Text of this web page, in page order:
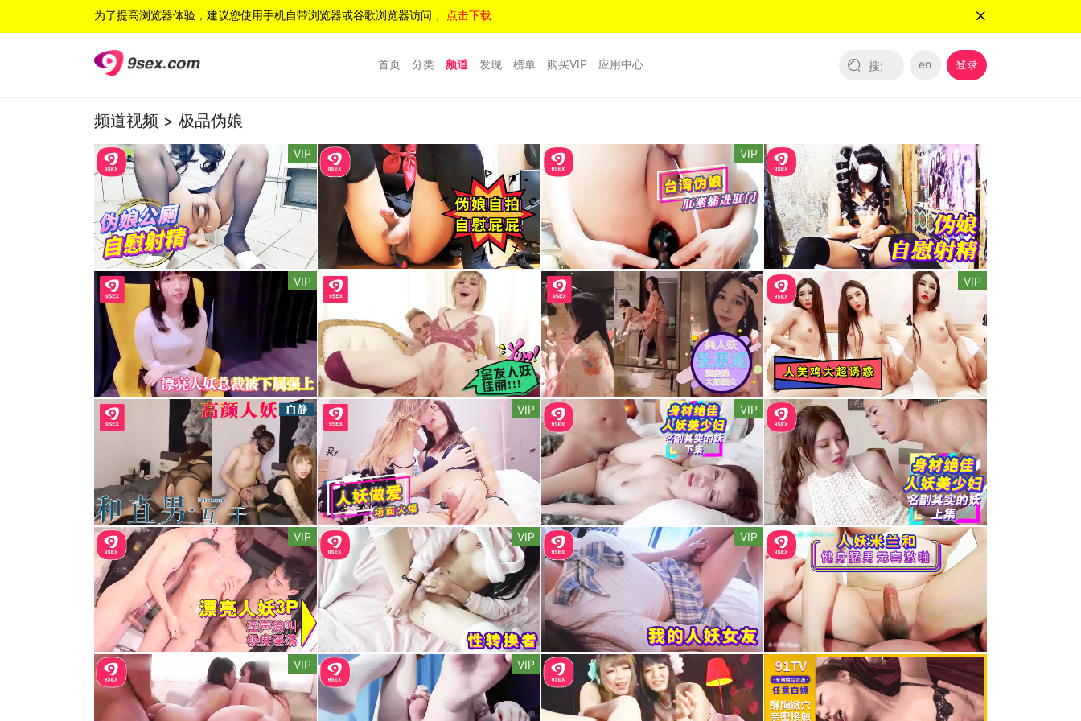
为了提高浏览器体验，建议您使用手机自带浏览器或谷歌浏览器访问， 点击下载
首页 分类 频道 发现 榜单 购买VIP 应用中心 en 登录
频道视频 > 极品伪娘
VIP VIP
VIP VIP
VIP VIP
VIP VIP VIP
VIP VIP